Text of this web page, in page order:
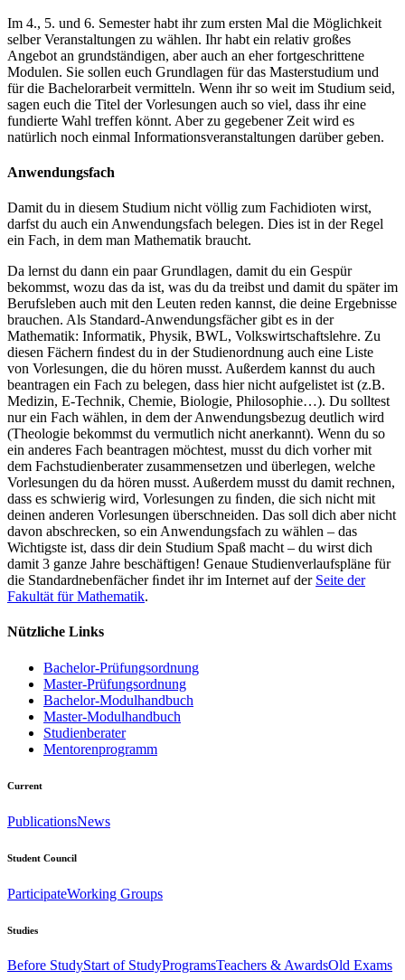
Im 4., 5. und 6. Semester habt ihr zum ersten Mal die Möglichkeit
selber Veranstaltungen zu wählen. Ihr habt ein relativ großes
Angebot an grundständigen, aber auch an eher fortgeschrittene
Modulen. Sie sollen euch Grundlagen für das Masterstudium und
für die Bachelorarbeit vermitteln. Wenn ihr so weit im Studium seid,
sagen euch die Titel der Vorlesungen auch so viel, dass ihr eine
fundierte Wahl treffen könnt. Aber zu gegebener Zeit wird es
natürlich noch einmal Informationsveranstaltungen darüber geben.
Anwendungsfach
Damit du in diesem Studium nicht völlig zum Fachidioten wirst,
darfst du auch ein Anwendungsfach belegen. Dies ist in der Regel
ein Fach, in dem man Mathematik braucht.
Da lernst du dann ein paar Grundlagen, damit du ein Gespür
bekommst, wozu das da ist, was du da treibst und damit du später im
Berufsleben auch mit den Leuten reden kannst, die deine Ergebnisse
brauchen. Als Standard-Anwendungsfächer gibt es in der
Mathematik: Informatik, Physik, BWL, Volkswirtschaftslehre. Zu
diesen Fächern ﬁndest du in der Studienordnung auch eine Liste
von Vorlesungen, die du hören musst. Außerdem kannst du auch
beantragen ein Fach zu belegen, dass hier nicht aufgelistet ist (z.B.
Medizin, E-Technik, Chemie, Biologie, Philosophie…). Du solltest
nur ein Fach wählen, in dem der Anwendungsbezug deutlich wird
(Theologie bekommst du vermutlich nicht anerkannt). Wenn du so
ein anderes Fach beantragen möchtest, musst du dich vorher mit
dem Fachstudienberater zusammensetzen und überlegen, welche
Vorlesungen du da hören musst. Außerdem musst du damit rechnen,
dass es schwierig wird, Vorlesungen zu ﬁnden, die sich nicht mit
deinen anderen Vorlesungen überschneiden. Das soll dich aber nicht
davon abschrecken, so ein Anwendungsfach zu wählen – das
Wichtigste ist, dass dir dein Studium Spaß macht – du wirst dich
damit 3 ganze Jahre beschäftigen! Genaue Studienverlaufspläne für
die Standardnebenfächer ﬁndet ihr im Internet auf der Seite der
Fakultät für Mathematik.
Nützliche Links
Bachelor-Prüfungsordnung
Master-Prüfungsordnung
Bachelor-Modulhandbuch
Master-Modulhandbuch
Studienberater
Mentorenprogramm
Current
PublicationsNews
Student Council
ParticipateWorking Groups
Studies
Before StudyStart of StudyProgramsTeachers & AwardsOld Exams